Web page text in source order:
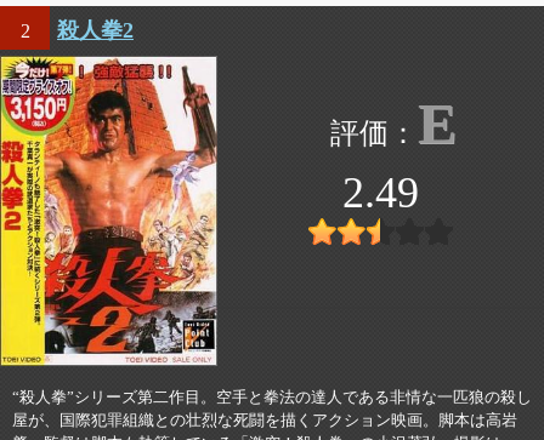
2 殺人拳2
E
2.49
“殺人拳”シリーズ第二作目。空手と拳法の達人である非情な一匹狼の殺し
屋が、国際犯罪組織との壮烈な死闘を描くアクション映画。脚本は高岩